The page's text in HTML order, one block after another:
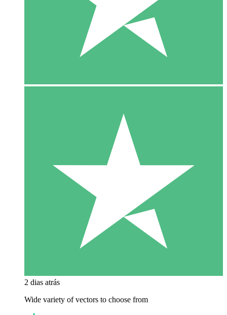
2 dias atrás
Wide variety of vectors to choose from